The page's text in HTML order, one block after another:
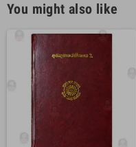
You might also like